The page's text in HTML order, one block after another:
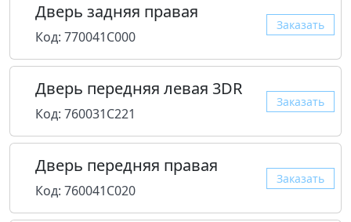
Дверь задняя правая
Код: 770041C000
Заказать
Дверь передняя левая 3DR
Код: 760031C221
Заказать
Дверь передняя правая
Код: 760041C020
Заказать